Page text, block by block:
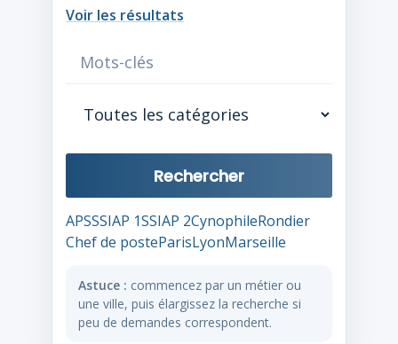
Voir les résultats
Rechercher
APSSSIAP 1SSIAP 2CynophileRondier
Chef de posteParisLyonMarseille
Astuce : commencez par un métier ou
une ville, puis élargissez la recherche si
peu de demandes correspondent.